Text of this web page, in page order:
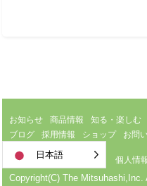
お知らせ 商品情報 知る・楽しむ
ブログ
採用情報 ショップ お問
サイトのご利用について 個人情
Copyright(C) The Mitsuhashi,Inc.
日本語